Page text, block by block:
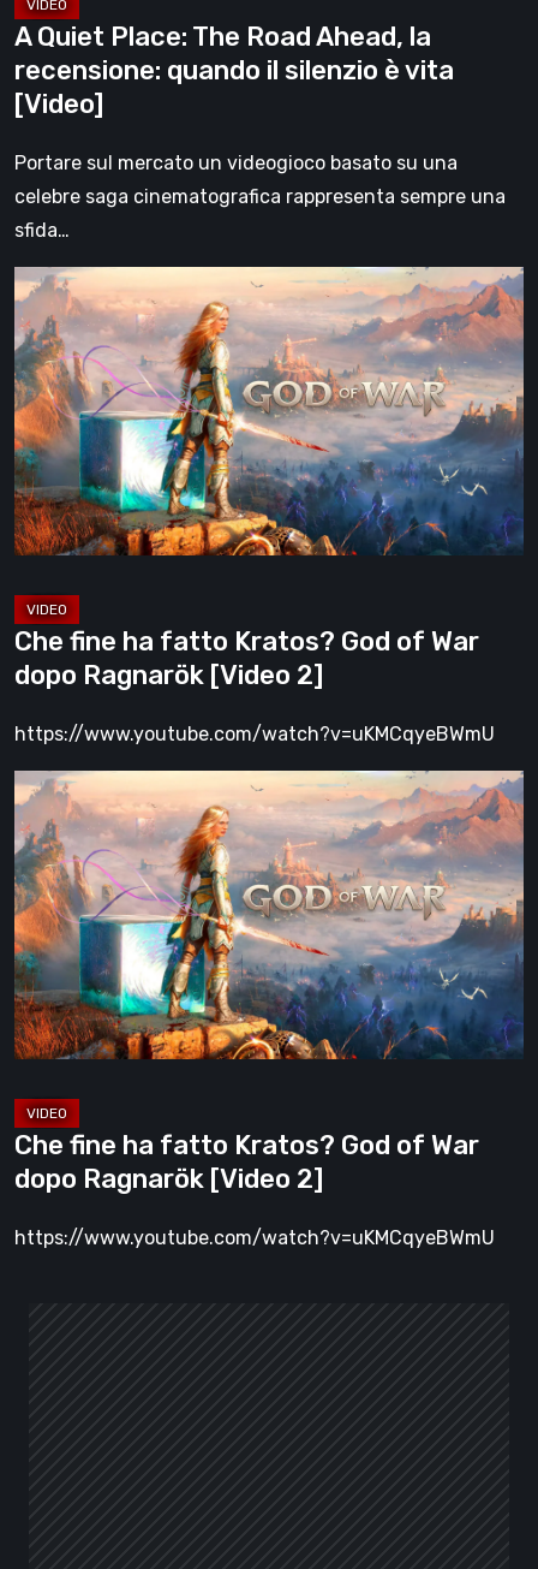
silenzio
è
vita
[Video]
A Quiet Place: The Road Ahead, la
recensione: quando il silenzio è vita
[Video]
Portare sul mercato un videogioco basato su una
celebre saga cinematografica rappresenta sempre una
sfida…
Che
fine
ha
fatto
Kratos?
God
of
War
dopo
[Video
2]
Che fine ha fatto Kratos? God of War
dopo Ragnarök [Video 2]
https://www.youtube.com/watch?v=uKMCqyeBWmU
Che
fine
ha
fatto
Kratos?
God
of
War
dopo
[Video
2]
Che fine ha fatto Kratos? God of War
dopo Ragnarök [Video 2]
https://www.youtube.com/watch?v=uKMCqyeBWmU